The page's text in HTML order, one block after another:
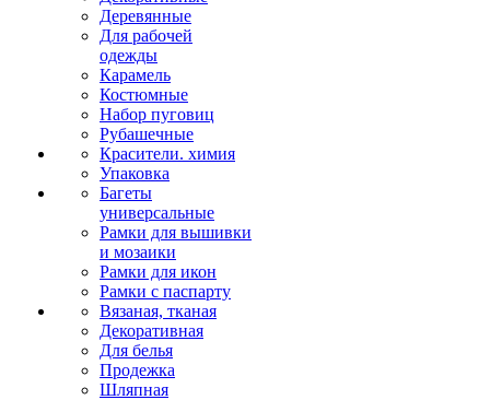
Деревянные
Для рабочей
одежды
Карамель
Костюмные
Набор пуговиц
Рубашечные
Красители. химия
Упаковка
Багеты
универсальные
Рамки для вышивки
и мозаики
Рамки для икон
Рамки с паспарту
Вязаная, тканая
Декоративная
Для белья
Продежка
Шляпная